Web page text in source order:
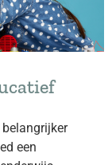
belangrijker
een